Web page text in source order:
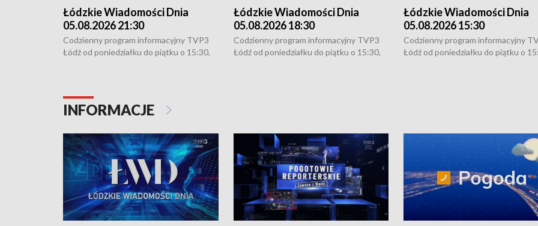
Łódzkie Wiadomości Dnia
05.08.2026 21:30
Codzienny program informacyjny TVP3
Łódź od poniedziałku do piątku o 15:30,
Łódzkie Wiadomości Dnia
05.08.2026 18:30
Codzienny program informacyjny TVP3
Łódź od poniedziałku do piątku o 15:30,
Łódzkie Wiadomości Dnia
05.08.2026 15:30
Codzienny program informacyjny
Łódź od poniedziałku do piątku o
INFORMACJE